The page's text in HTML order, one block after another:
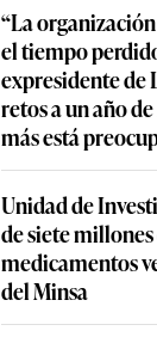
“La
el tiempo
expresidente de
retos a un año
más está
Unidad de
de siete
medicamentos
del Minsa